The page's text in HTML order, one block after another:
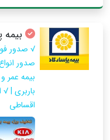
بیمه
√ صدور
صدور
بیمه عمر
اقساطی